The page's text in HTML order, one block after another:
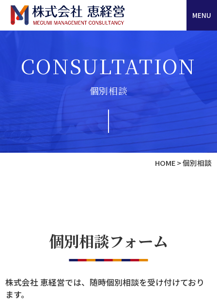
MENU
CONSULTATION
個別相談
HOME>個別相談
個別相談フォーム
株式会社 恵経営では、随時個別相談を受け付けており
ます。